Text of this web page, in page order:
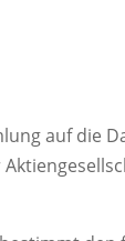
auf die